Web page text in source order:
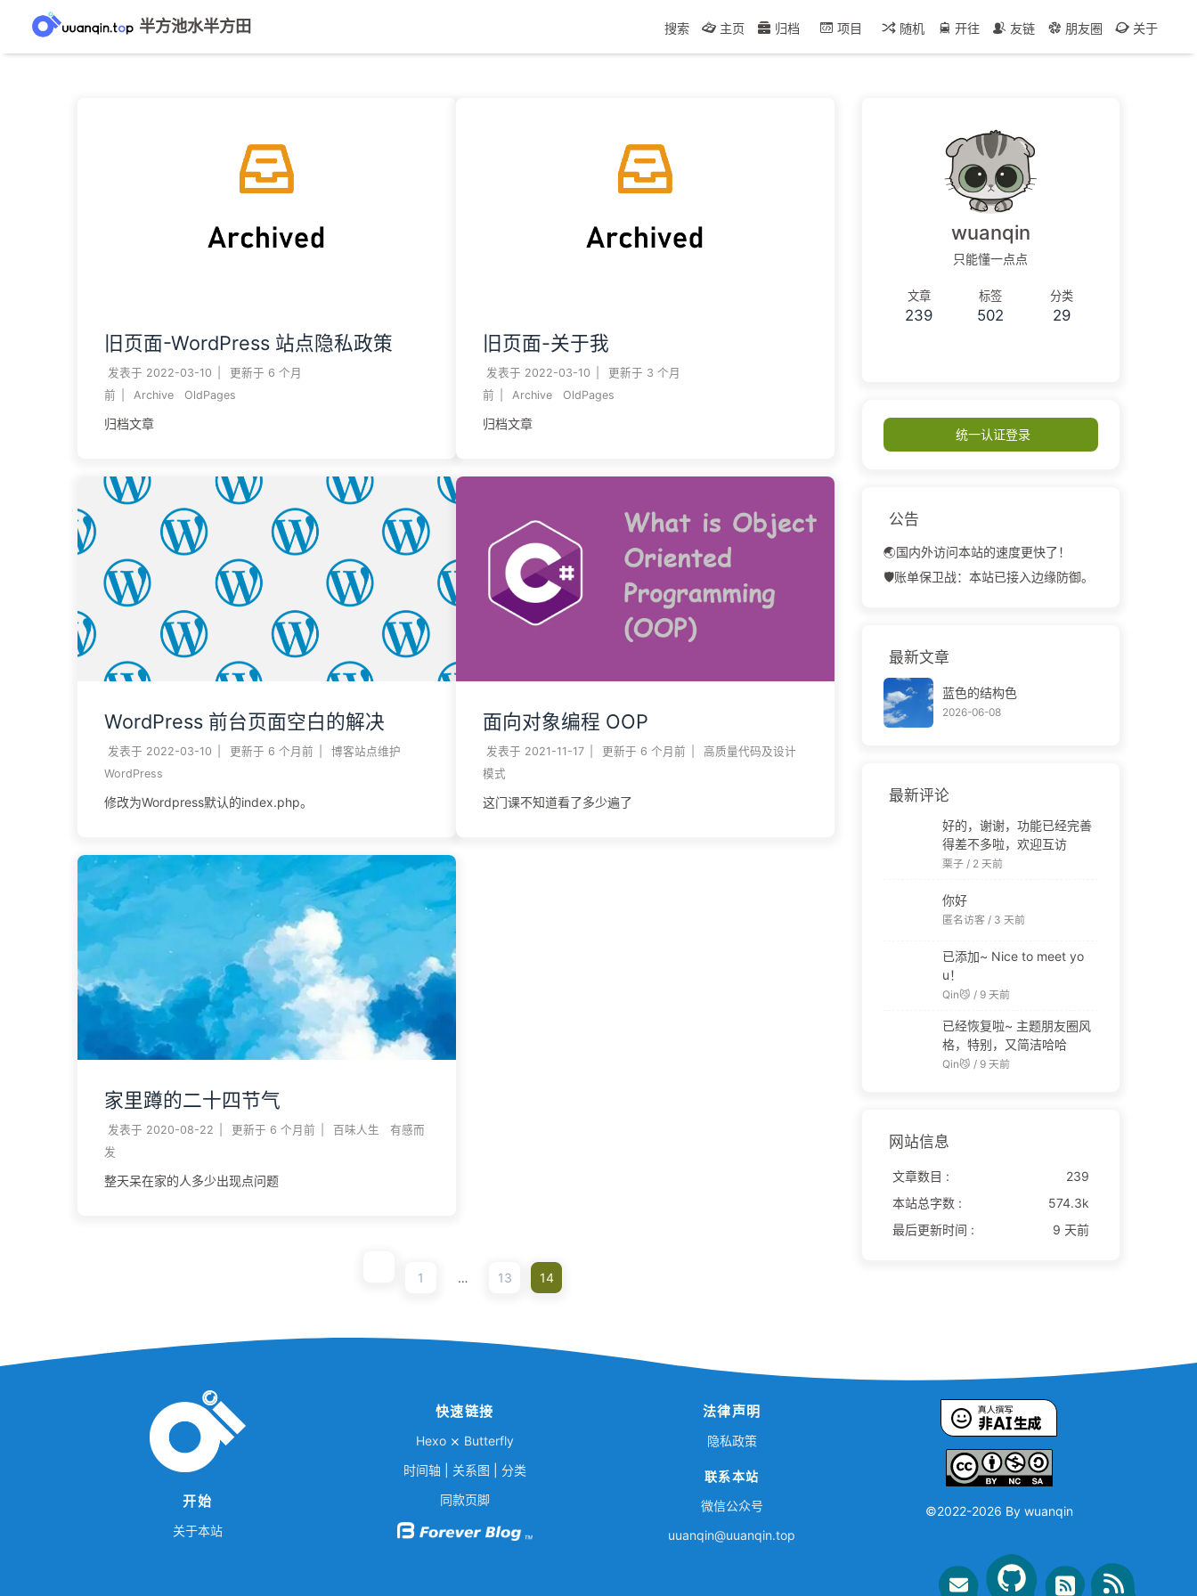
半方池水半方田 搜索 主页 归档 项目 随机 开往 友链 朋友圈 关于
旧页面-WordPress 站点隐私政策
发表于 2022-03-10 更新于 6 个月
前
Archive OldPages
归档文章
旧页面-关于我
发表于 2022-03-10 更新于 3 个月
前
Archive OldPages
归档文章
WordPress 前台页面空白的解决
发表于 2022-03-10 更新于 6 个月前
博客站点维护
WordPress
修改为Wordpress默认的index.php。
面向对象编程 OOP
发表于 2021-11-17 更新于 6 个月前
高质量代码及设计
模式
这门课不知道看了多少遍了
家里蹲的二十四节气
发表于 2020-08-22 更新于 6 个月前 百味人生
有感而
发
整天呆在家的人多少出现点问题
1 … 13 14
wuanqin
只能懂一点点
文章
239
标签
502
分类
29
统一认证登录
公告
🌏国内外访问本站的速度更快了！
🛡️账单保卫战：本站已接入边缘防御。
最新文章
蓝色的结构色
2026-06-08
最新评论
好的，谢谢，功能已经完善
得差不多啦，欢迎互访
栗子 / 2 天前
你好
匿名访客 / 3 天前
已添加~ Nice to meet yo
u！
Qin😼 / 9 天前
已经恢复啦~ 主题朋友圈风
格，特别，又简洁哈哈
Qin😼 / 9 天前
网站信息
文章数目 :
239
本站总字数 :
574.3k
最后更新时间 :
9 天前
开始
关于本站
快速链接
Hexo⨯ Butterfly
时间轴
关系图
分类
同款页脚
法律声明
隐私政策
联系本站
微信公众号
uuanqin@uuanqin.top
©2022-2026 By wuanqin
G